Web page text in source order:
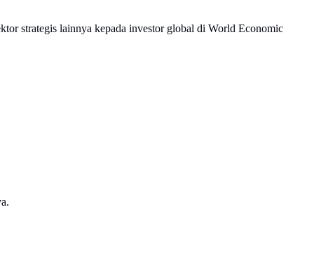
strategis lainnya kepada investor global di World Economic